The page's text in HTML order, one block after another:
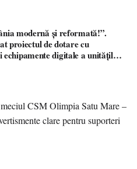
modernă și reformată!”.
proiectul de dotare cu
digitale a unităților